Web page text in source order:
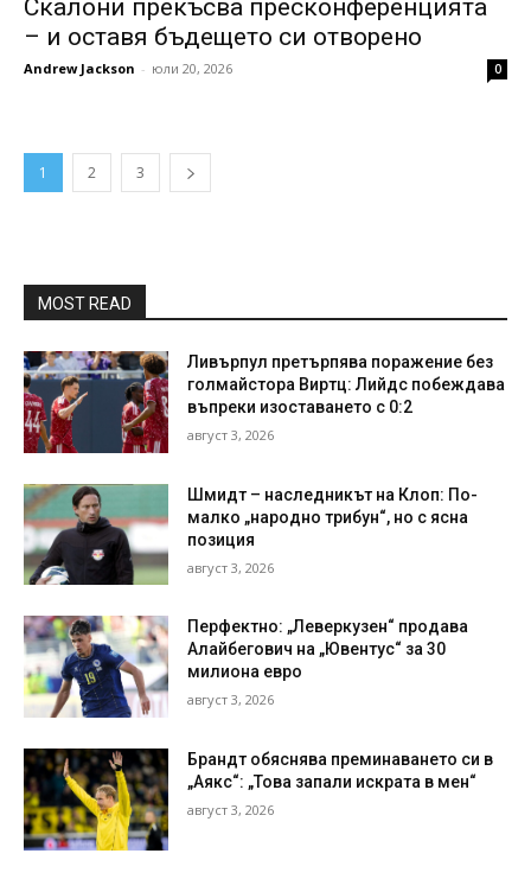
Скалони прекъсва пресконференцията
– и оставя бъдещето си отворено
Andrew Jackson - юли 20, 2026 0
1 2 3
MOST READ
Ливърпул претърпява поражение без
голмайстора Виртц: Лийдс побеждава
въпреки изоставането с 0:2
август 3, 2026
Шмидт – наследникът на Клоп: По-
малко „народно трибун“, но с ясна
позиция
август 3, 2026
Перфектно: „Леверкузен“ продава
Алайбегович на „Ювентус“ за 30
милиона евро
август 3, 2026
Брандт обяснява преминаването си в
„Аякс“: „Това запали искрата в мен“
август 3, 2026